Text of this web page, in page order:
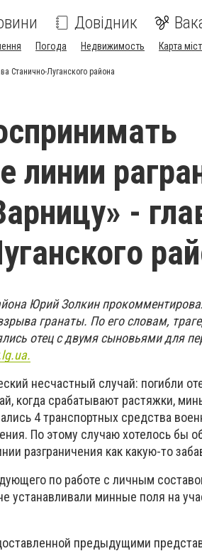
Довідник
Погода Недвижимость Карта
Станично-Луганского района
линии
-
Юрий Золкин
гранаты. По его словам,
отец с двумя сыновьями для
несчастный случай: погибли
когда срабатывают растяжки,
4 транспортных средства
По этому случаю хотелось бы
разграничения как какую-то
по работе с личным
устанавливали минные поля на
предыдущими